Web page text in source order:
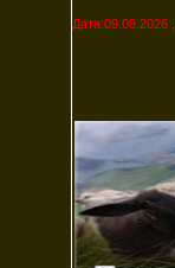
Дата:09.08.2026 ,